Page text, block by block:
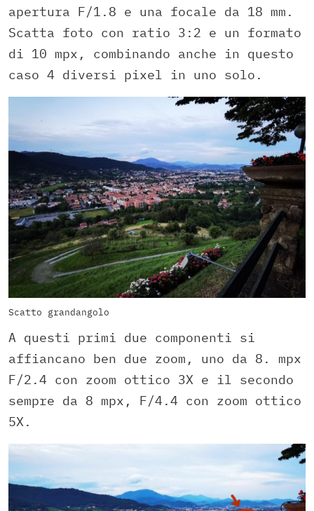
apertura F/1.8 e una focale da 18 mm.
Scatta foto con ratio 3:2 e un formato
di 10 mpx, combinando anche in questo
caso 4 diversi pixel in uno solo.
Scatto grandangolo
A questi primi due componenti si
affiancano ben due zoom, uno da 8. mpx
F/2.4 con zoom ottico 3X e il secondo
sempre da 8 mpx, F/4.4 con zoom ottico
5X.